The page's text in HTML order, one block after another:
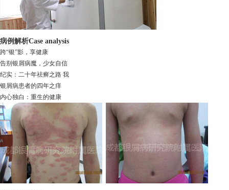
病例解析Case analysis
跨“银”影，享健康
告别银屑病魔，少女自信
纪实：二十年祛癣之路 我
银屑病患者的四年之痒
内心独白：重生的健康